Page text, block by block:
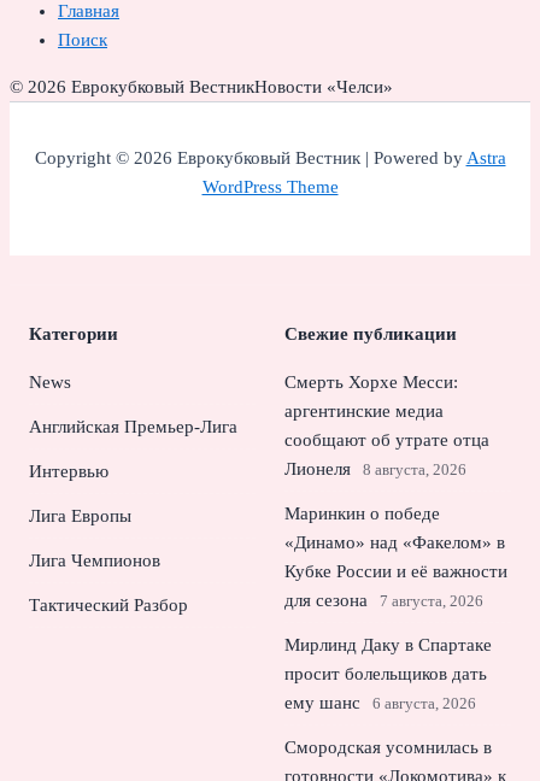
Главная
Поиск
© 2026 Еврокубковый ВестникНовости «Челси»
Copyright © 2026 Еврокубковый Вестник | Powered byAstra
WordPress Theme
Категории
News
Английская Премьер-Лига
Интервью
Лига Европы
Лига Чемпионов
Тактический Разбор
Свежие публикации
Смерть Хорхе Месси:
аргентинские медиа
сообщают об утрате отца
Лионеля
8 августа, 2026
Маринкин о победе
«Динамо» над «Факелом» в
Кубке России и её важности
для сезона
7 августа, 2026
Мирлинд Даку в Спартаке
просит болельщиков дать
ему шанс
6 августа, 2026
Смородская усомнилась в
готовности «Локомотива» к